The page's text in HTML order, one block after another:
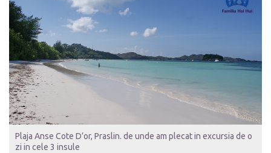
Plaja Anse Cote D’or, Praslin. de unde am plecat in excursia de o
zi in cele 3 insule